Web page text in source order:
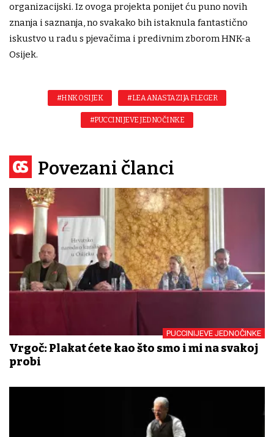
organizacijski. Iz ovoga projekta ponijet ću puno novih
znanja i saznanja, no svakako bih istaknula fantastično
iskustvo u radu s pjevačima i predivnim zborom HNK-a
Osijek.
#HNK OSIJEK #LEA ANASTAZIJA FLEGER
#PUCCINIJEVE JEDNOČINKE
Povezani članci
PUCCINIJEVE JEDNOČINKE
Vrgoč: Plakat ćete kao što smo i mi na svakoj
probi